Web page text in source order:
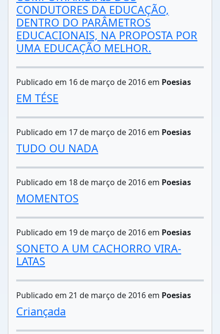
CONDUTORES DA EDUCAÇÃO,
DENTRO DO PARÂMETROS
EDUCACIONAIS, NA PROPOSTA POR
UMA EDUCAÇÃO MELHOR.
Publicado em 16 de março de 2016 em Poesias
EM TÉSE
Publicado em 17 de março de 2016 em Poesias
TUDO OU NADA
Publicado em 18 de março de 2016 em Poesias
MOMENTOS
Publicado em 19 de março de 2016 em Poesias
SONETO A UM CACHORRO VIRA-
LATAS
Publicado em 21 de março de 2016 em Poesias
Criançada